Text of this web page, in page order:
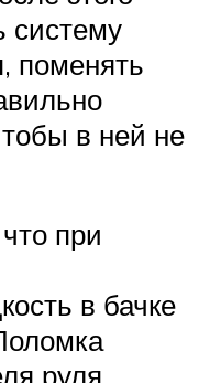
систему
поменять
в ней не
при
в бачке
руля